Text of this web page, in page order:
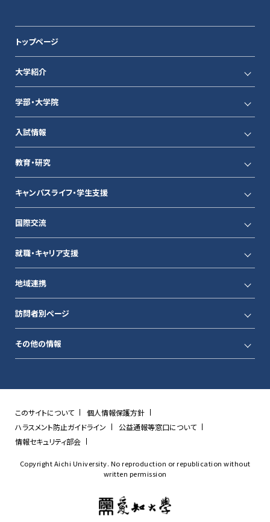
トップページ
大学紹介
学部・大学院
入試情報
教育・研究
キャンパスライフ・学生支援
国際交流
就職・キャリア支援
地域連携
訪問者別ページ
その他の情報
このサイトについて
個人情報保護方針
ハラスメント防止ガイドライン
公益通報等窓口について
情報セキュリティ部会
Copyright Aichi University. No reproduction or republication without
written permission